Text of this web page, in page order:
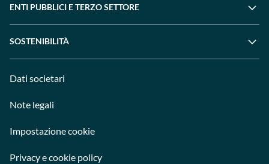
ENTI PUBBLICI E TERZO SETTORE
SOSTENIBILITÀ
Dati societari
Note legali
Impostazione cookie
Privacy e cookie policy